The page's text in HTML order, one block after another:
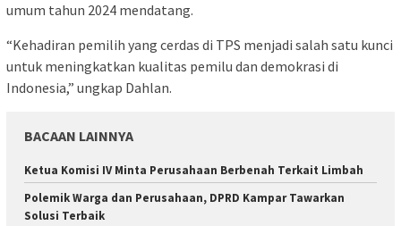
umum tahun 2024 mendatang.
“Kehadiran pemilih yang cerdas di TPS menjadi salah satu kunci
untuk meningkatkan kualitas pemilu dan demokrasi di
Indonesia,” ungkap Dahlan.
BACAAN LAINNYA
Ketua Komisi IV Minta Perusahaan Berbenah Terkait Limbah
Polemik Warga dan Perusahaan, DPRD Kampar Tawarkan
Solusi Terbaik